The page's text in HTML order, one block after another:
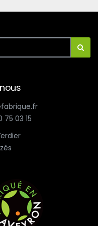
03 15